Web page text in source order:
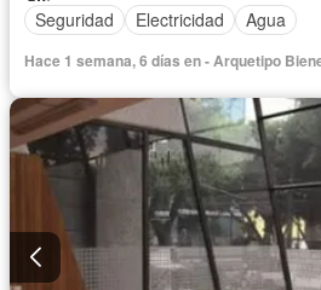
Seguridad
Electricidad Agua
Hace 1 semana, 6 días en - Arquetipo